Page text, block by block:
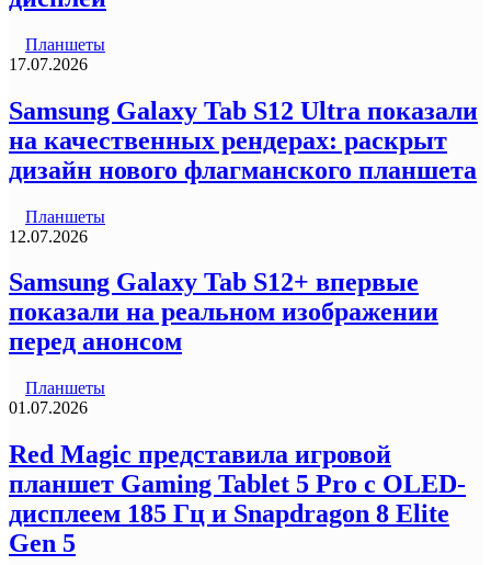
Планшеты
17.07.2026
Samsung Galaxy Tab S12 Ultra показали
на качественных рендерах: раскрыт
дизайн нового флагманского планшета
Планшеты
12.07.2026
Samsung Galaxy Tab S12+ впервые
показали на реальном изображении
перед анонсом
Планшеты
01.07.2026
Red Magic представила игровой
планшет Gaming Tablet 5 Pro с OLED-
дисплеем 185 Гц и Snapdragon 8 Elite
Gen 5